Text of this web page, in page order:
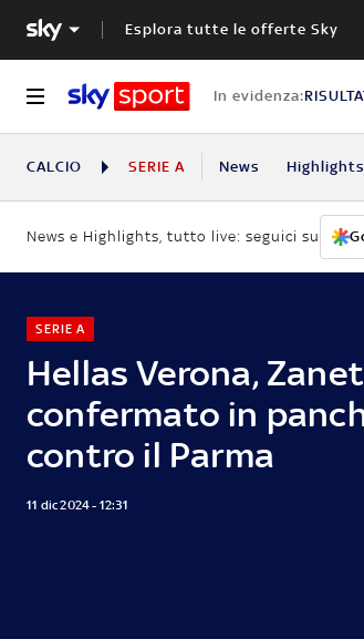
Esplora tutte le offerte Sky
In evidenza:
CALCIO SERIE A News Highlights
News e Highlights, tutto live: seguici su
Hellas Verona,
confermato in
contro il Parma
SERIE A
11 dic 2024 - 12:31